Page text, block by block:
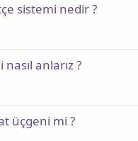
sistemi nedir ?
anlarız ?
üçgeni mi ?